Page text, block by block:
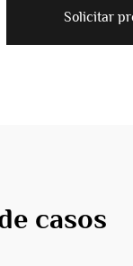
Solicitar
casos